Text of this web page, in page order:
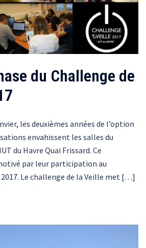
du Challenge de
les deuxièmes années de l’option
envahissent les salles du
du Havre Quai Frissard. Ce
par leur participation au
Le challenge de la Veille met […]